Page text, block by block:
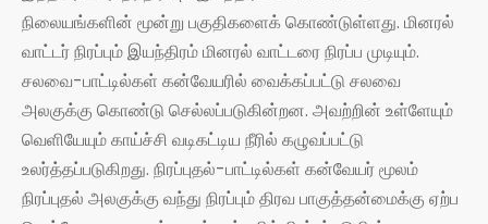
நிலையங்களின் மூன்று பகுதிகளைக் கொண்டுள்ளது. மினரல்
வாட்டர் நிரப்பும் இயந்திரம் மினரல் வாட்டரை நிரப்ப முடியும்.
சலவை-பாட்டில்கள் கன்வேயரில் வைக்கப்பட்டு சலவை
அலகுக்கு கொண்டு செல்லப்படுகின்றன. அவற்றின் உள்ளேயும்
வெளியேயும் காய்ச்சி வடிகட்டிய நீரில் கழுவப்பட்டு
உலர்த்தப்படுகிறது. நிரப்புதல்-பாட்டில்கள் கன்வேயர் மூலம்
நிரப்புதல் அலகுக்கு வந்து நிரப்பும் திரவ பாகுத்தன்மைக்கு ஏற்ப